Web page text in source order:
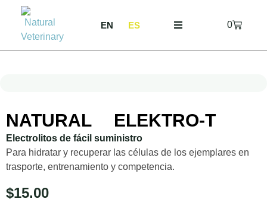
EN ES 0
NATURAL ELEKTRO-T
Electrolitos de fácil suministro
Para hidratar y recuperar las células de los ejemplares en
trasporte, entrenamiento y competencia.
$15.00